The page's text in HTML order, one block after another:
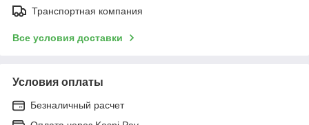
Транспортная компания
Все условия доставки
Условия оплаты
Безналичный расчет